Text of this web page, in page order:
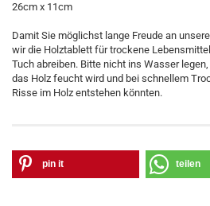
26cm x 11cm
Damit Sie möglichst lange Freude an
wir die Holztablett für trockene
Tuch abreiben. Bitte nicht ins Wasser
das Holz feucht wird und bei schnellem
Risse im Holz entstehen könnten.
pin it teilen